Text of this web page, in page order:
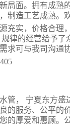
局面。拥有成熟
制造工艺成熟。
充实，价格合理
律的经营给予
求可与我司沟通
管， 宁夏东方
的服务、公平的
的厚爱和惠顾。